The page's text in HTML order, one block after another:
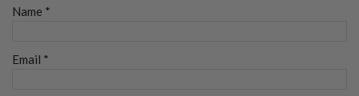
Name *
Email *